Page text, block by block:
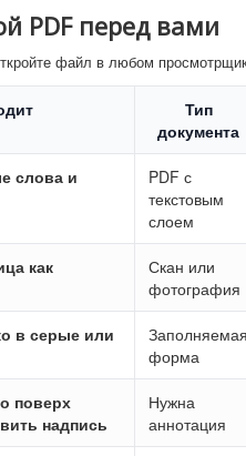
PDF перед вами
файл в любом
Тип
документа
слова и
PDF с
текстовым
слоем
как
Скан или
фотография
в серые или
Заполняемая
форма
поверх
надпись
Нужна
аннотация